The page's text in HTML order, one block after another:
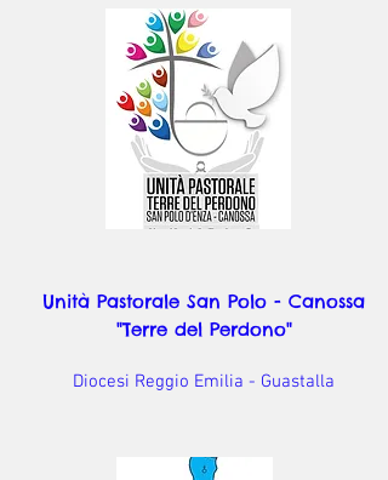
Unità Pastorale San Polo - Canossa
"Terre del Perdono"
Diocesi Reggio Emilia - Guastalla